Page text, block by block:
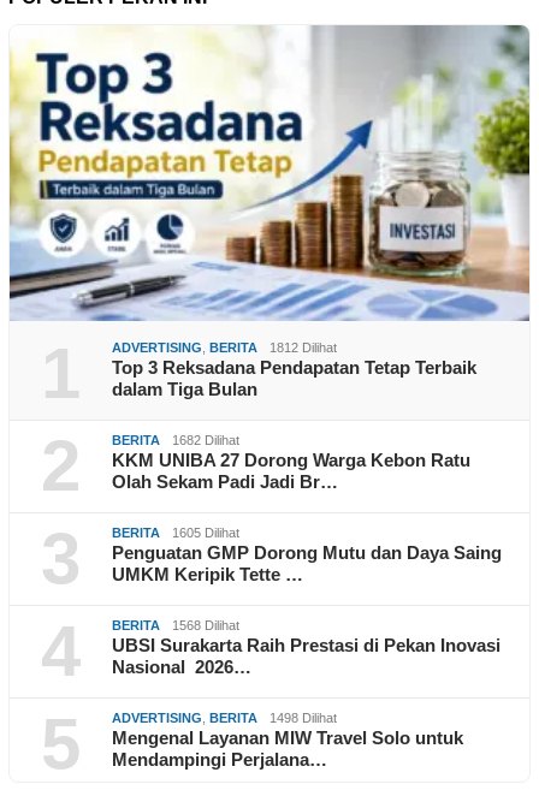
1 ADVERTISING BERITA 1812 Dilihat
Top 3 Reksadana Pendapatan Tetap Terbaik
dalam Tiga Bulan
2 BERITA 1682 Dilihat
KKM UNIBA 27 Dorong Warga Kebon Ratu
Olah Sekam Padi Jadi Br…
3 BERITA 1605 Dilihat
Penguatan GMP Dorong Mutu dan Daya Saing
UMKM Keripik Tette …
4 BERITA 1568 Dilihat
UBSI Surakarta Raih Prestasi di Pekan Inovasi
Nasional 2026…
5 ADVERTISING BERITA 1498 Dilihat
Mengenal Layanan MIW Travel Solo untuk
Mendampingi Perjalana…